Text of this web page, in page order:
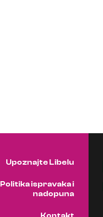
Upoznajte Libelu
Politika ispravaka i
nadopuna